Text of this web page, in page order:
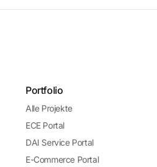
Portfolio
Alle Projekte
ECE Portal
DAI Service Portal
E-Commerce Portal